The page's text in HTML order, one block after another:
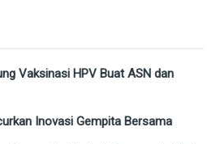
Vaksinasi HPV Buat ASN dan
Inovasi Gempita Bersama